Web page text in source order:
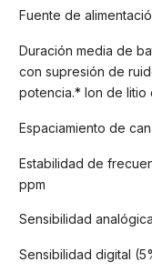
Fuente de
Duración media de
con supresión de
potencia.* Ion de litio
Espaciamiento de
Estabilidad de
ppm
Sensibilidad
Sensibilidad digital